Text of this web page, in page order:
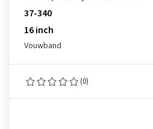
37-340
16 inch
Vouwband
(0)